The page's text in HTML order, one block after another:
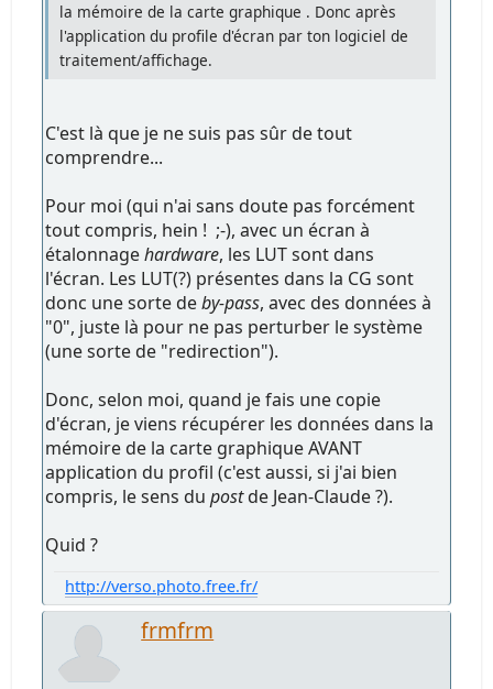
la mémoire de la carte graphique . Donc après
l'application du profile d'écran par ton logiciel de
traitement/affichage.
C'est là que je ne suis pas sûr de tout
comprendre...
Pour moi (qui n'ai sans doute pas forcément
tout compris, hein ! ;-), avec un écran à
étalonnagehardware, les LUT sont dans
l'écran. Les LUT(?) présentes dans la CG sont
donc une sorte deby-pass, avec des données à
"0", juste là pour ne pas perturber le système
(une sorte de "redirection").
Donc, selon moi, quand je fais une copie
d'écran, je viens récupérer les données dans la
mémoire de la carte graphique AVANT
application du profil (c'est aussi, si j'ai bien
compris, le sens dupostde Jean-Claude ?).
Quid ?
http://verso.photo.free.fr/
frmfrm